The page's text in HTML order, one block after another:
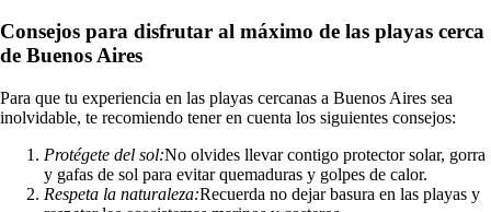
Consejos para disfrutar al máximo de las playas cerca
de Buenos Aires
Para que tu experiencia en las playas cercanas a Buenos Aires sea
inolvidable, te recomiendo tener en cuenta los siguientes consejos:
Protégete del sol:No olvides llevar contigo protector solar, gorra
y gafas de sol para evitar quemaduras y golpes de calor.
Respeta la naturaleza:Recuerda no dejar basura en las playas y